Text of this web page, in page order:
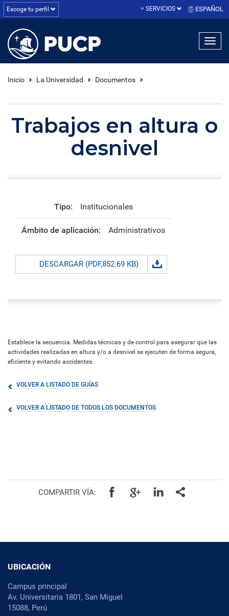
Escoge tu perfil SERVICIOS ESPAÑOL
Inicio La Universidad Documentos
Trabajos en altura o
desnivel
Tipo: Institucionales
Ámbito de aplicación: Administrativos
DESCARGAR (PDF,852.69 KB)
Establece la secuencia. Medidas técnicas y de control para asegurar que las
actividades realizadas en altura y/o a desnivel se ejecuten de forma segura,
eficiente y evitando accidentes.
VOLVER A LISTADO DE GUÍAS
VOLVER A LISTADO DE TODOS LOS DOCUMENTOS
COMPARTIR VÍA:
UBICACIÓN
Campus principal
Av. Universitaria 1801, San Miguel
15088, Perú